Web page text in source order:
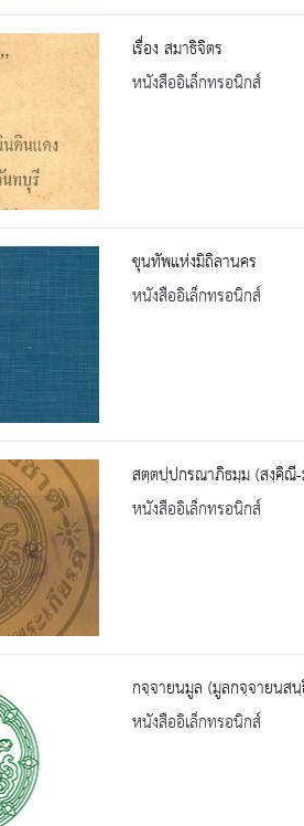
เรื่อง สมาธิจิตร
หนังสืออิเล็กทรอนิกส์
ขุนทัพแห่งมิถิลานคร
หนังสืออิเล็กทรอนิกส์
สตฺตปฺปกรณาภิธมฺม (สงฺคิณี
หนังสืออิเล็กทรอนิกส์
กจฺจายนมูล (มูลกจฺจายนส
หนังสืออิเล็กทรอนิกส์